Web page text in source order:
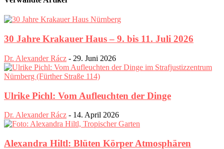
30 Jahre Krakauer Haus – 9. bis 11. Juli 2026
Dr. Alexander Rácz - 29. Juni 2026
Ulrike Pichl: Vom Aufleuchten der Dinge
Dr. Alexander Rácz - 14. April 2026
Alexandra Hiltl: Blüten Körper Atmosphären